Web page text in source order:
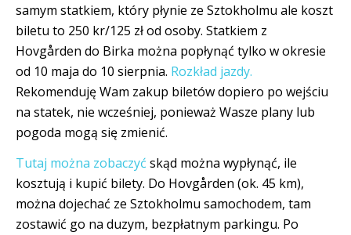
samym statkiem, który płynie ze Sztokholmu ale koszt
biletu to 250 kr/125 zł od osoby. Statkiem z
Hovgården do Birka można popłynąć tylko w okresie
od 10 maja do 10 sierpnia. Rozkład jazdy.
Rekomenduję Wam zakup biletów dopiero po wejściu
na statek, nie wcześniej, ponieważ Wasze plany lub
pogoda mogą się zmienić.
Tutaj można zobaczyć skąd można wypłynąć, ile
kosztują i kupić bilety. Do Hovgården (ok. 45 km),
można dojechać ze Sztokholmu samochodem, tam
zostawić go na duzym, bezpłatnym parkingu. Po